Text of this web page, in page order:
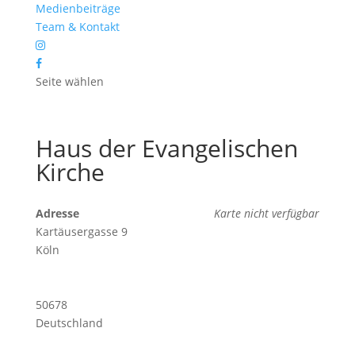
Medienbeiträge
Team & Kontakt
Seite wählen
Haus der Evangelischen
Kirche
Karte nicht verfügbar
Adresse
Kartäusergasse 9
Köln
50678
Deutschland